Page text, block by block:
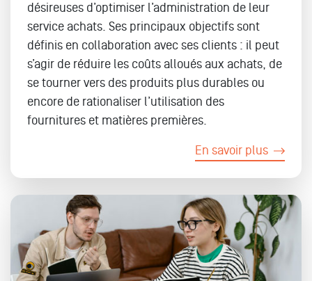
désireuses d’optimiser l’administration de leur
service achats. Ses principaux objectifs sont
définis en collaboration avec ses clients : il peut
s’agir de réduire les coûts alloués aux achats, de
se tourner vers des produits plus durables ou
encore de rationaliser l’utilisation des
fournitures et matières premières.
En savoir plus